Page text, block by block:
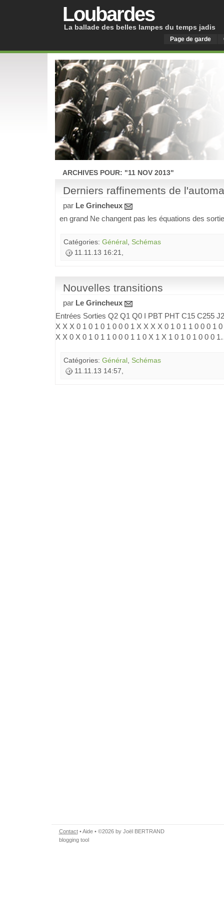
Loubardes
La ballade des belles lampes du temps jadis
Page de garde
ARCHIVES POUR: "11 NOV 2013"
Derniers raffinements de
par Le Grincheux
en grand Ne changent pas les équations des
Catégories: Général Schémas
11.11.13 16:21,
Nouvelles transitions
par Le Grincheux
Entrées Sorties Q2 Q1 Q0 I PBT PHT C15 C255
X X X 0 1 0 1 0 1 0 0 0 1 X X X X 0 1 0 1 1 0 0 0 1
X X 0 X 0 1 0 1 1 0 0 0 1 1 0 X 1 X 1 0 1 0 1 0 0 0
Catégories: Général Schémas
11.11.13 14:57,
Contact•Aide• ©2026 by Joël BERTRAND
blogging tool